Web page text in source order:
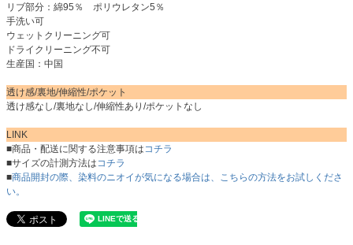
リブ部分：綿95％ ポリウレタン5％
手洗い可
ウェットクリーニング可
ドライクリーニング不可
生産国：中国
透け感/裏地/伸縮性/ポケット
透け感なし/裏地なし/伸縮性あり/ポケットなし
LINK
■商品・配送に関する注意事項はコチラ
■サイズの計測方法はコチラ
■商品開封の際、染料のニオイが気になる場合は、こちらの方法をお試しくださ
い。